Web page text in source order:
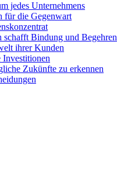
jedes Unternehmens
für die Gegenwart
Bindung und Begehren
ihrer Kunden
Zukünfte zu erkennen